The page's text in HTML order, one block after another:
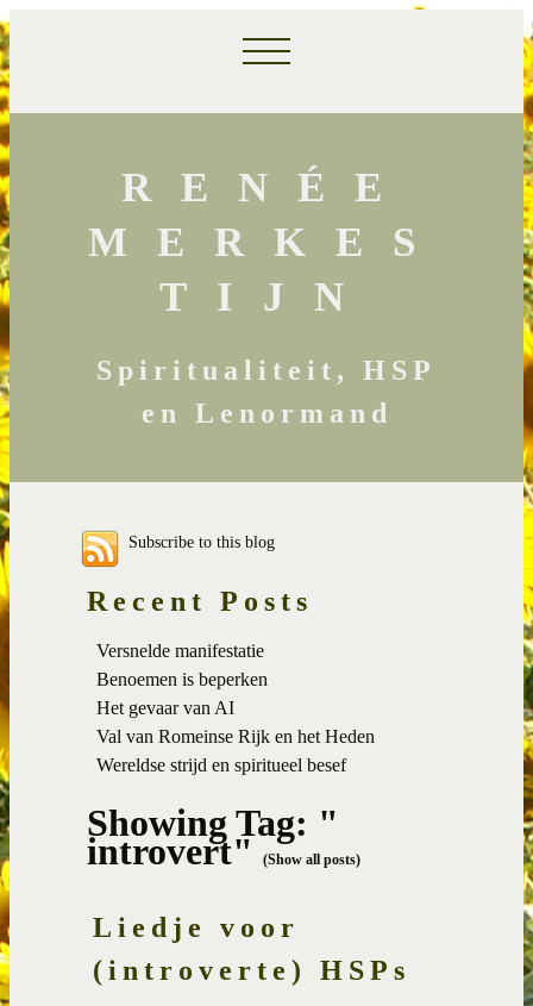
RENÉE
MERKES
TIJN
Spiritualiteit, HSP
en Lenormand
Subscribe to this blog
Recent Posts
Versnelde manifestatie
Benoemen is beperken
Het gevaar van AI
Val van Romeinse Rijk en het Heden
Wereldse strijd en spiritueel besef
Showing Tag: "
introvert"(Show all posts)
Liedje voor
(introverte) HSPs